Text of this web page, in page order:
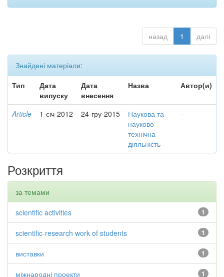
назад 1 далі
Знайдені матеріали:
Тип
Дата
випуску
Дата
внесення
Назва Автор(и)
Article 1-січ-2012 24-гру-2015
Наукова та
науково-
технічна
діяльність
-
Розкриття
за темами
1
scientific activities
1
scientific-research work of students
1
виставки
1
міжнародні проекти